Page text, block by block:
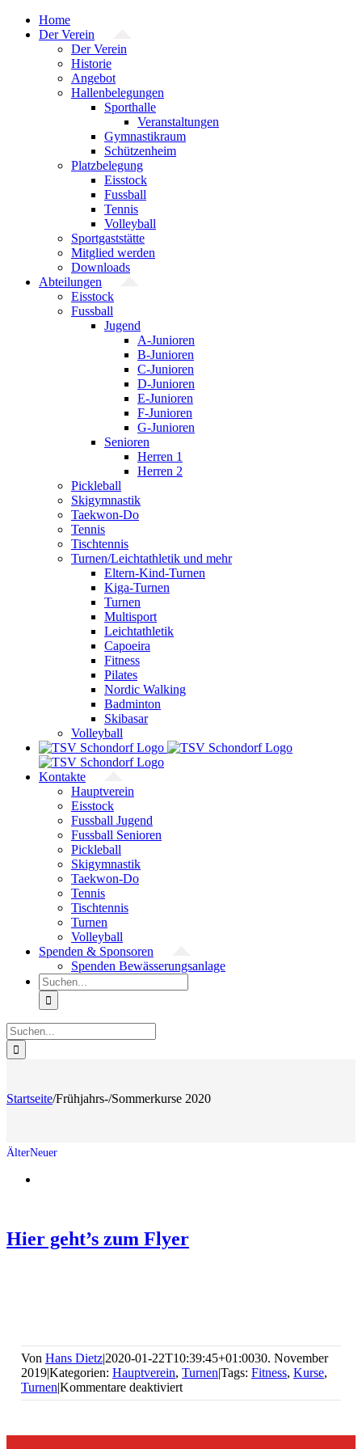
Zum
Inhalt
Home
Der Verein
Der Verein
Historie
Angebot
Hallenbelegungen
Sporthalle
Veranstaltungen
Gymnastikraum
Schützenheim
Platzbelegung
Eisstock
Fussball
Tennis
Volleyball
Sportgaststätte
Mitglied werden
Downloads
Abteilungen
Eisstock
Fussball
Jugend
A-Junioren
B-Junioren
C-Junioren
D-Junioren
E-Junioren
F-Junioren
G-Junioren
Senioren
Herren 1
Herren 2
Pickleball
Skigymnastik
Taekwon-Do
Tennis
Tischtennis
Turnen/Leichtathletik und mehr
Eltern-Kind-Turnen
Kiga-Turnen
Turnen
Multisport
Leichtathletik
Capoeira
Fitness
Pilates
Nordic Walking
Badminton
Skibasar
Volleyball
Kontakte
Hauptverein
Eisstock
Fussball Jugend
Fussball Senioren
Pickleball
Skigymnastik
Taekwon-Do
Tennis
Tischtennis
Turnen
Volleyball
Spenden & Sponsoren
Spenden Bewässerungsanlage
Suche
nach:
Suche
nach:
Startseite/Frühjahrs-/Sommerkurse 2020
Hier geht’s zum Flyer
Von Hans Dietz|2020-01-22T10:39:45+01:0030. November
2019|Kategorien: Hauptverein, Turnen|Tags: Fitness, Kurse,
Turnen|Kommentare deaktiviertfür
Frühjahrs-/Sommerkurse